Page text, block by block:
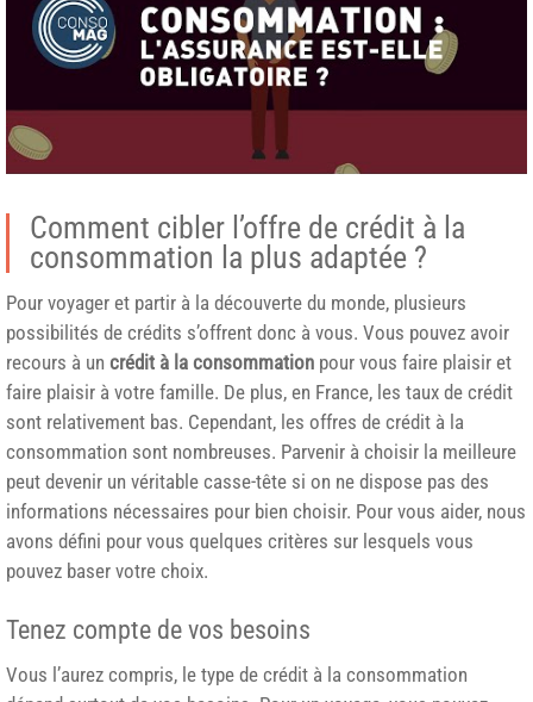
Comment cibler l’offre de crédit à la
consommation la plus adaptée ?
Pour voyager et partir à la découverte du monde, plusieurs
possibilités de crédits s’offrent donc à vous. Vous pouvez avoir
recours à un crédit à la consommation pour vous faire plaisir et
faire plaisir à votre famille. De plus, en France, les taux de crédit
sont relativement bas. Cependant, les offres de crédit à la
consommation sont nombreuses. Parvenir à choisir la meilleure
peut devenir un véritable casse-tête si on ne dispose pas des
informations nécessaires pour bien choisir. Pour vous aider, nous
avons défini pour vous quelques critères sur lesquels vous
pouvez baser votre choix.
Tenez compte de vos besoins
Vous l’aurez compris, le type de crédit à la consommation